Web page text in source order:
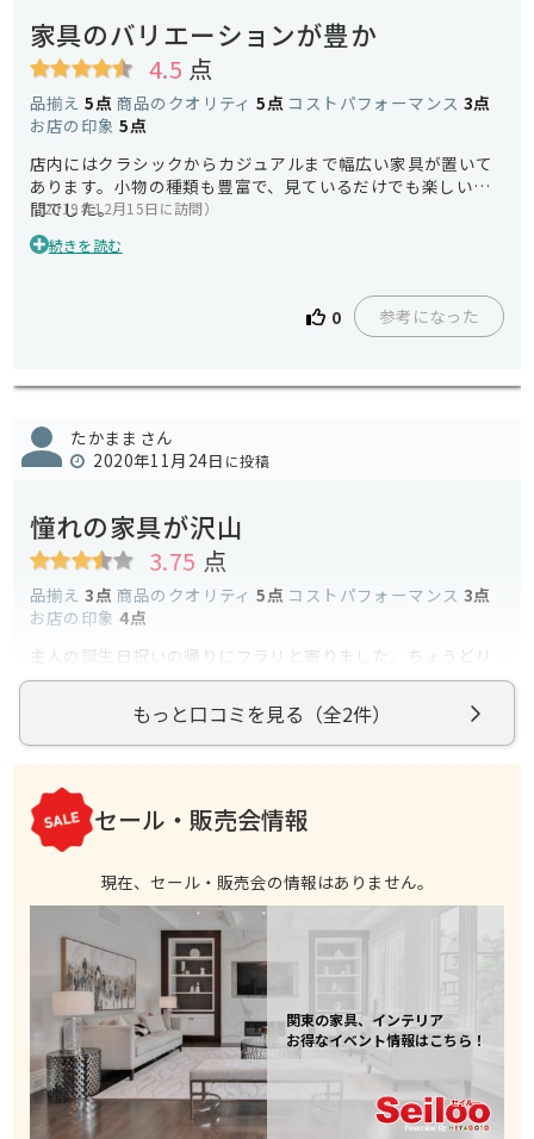
家具のバリエーションが豊か
4.5 点
品揃え 5点 商品のクオリティ 5点 コストパフォーマンス 3点
お店の印象 5点
店内にはクラシックからカジュアルまで幅広い家具が置いて
あります。小物の種類も豊富で、見ているだけでも楽しい空
間でした。
私が購入したのはダイニングテーブルと椅子のセットです。
両親の結婚30年のお祝い用として購入しました。父は肘掛け
ラバラだったのですが、店員さんはこちらの話をよく聞いて
くれてピッタリのものを選んでくれました。記念となる品を
（2019年12月15日に訪問）
続きを読む
0 参考になった
たかままさん
2020年11月24日 に投稿
憧れの家具が沢山
3.75 点
品揃え 3点 商品のクオリティ 5点 コストパフォーマンス 3点
お店の印象 4点
主人の誕生日祝いの帰りにフラリと寄りました。ちょうどリ
ビングテーブルを買い換えたいと思っておりました。子供も
大きくなってきて以前よりは傷が付くことなど気にしなくて
も良いかと思い、部屋のコンセプトとしているシンプルモダ
ンのテイストに合うものを見て回りました。無垢素材も気に
スしてくださいました。一枚板のとても素敵なものがあり気
に入ったのですが、少々予算オーバー。でも諦めきれないの
で、また近いうちに見に行きたいです。素敵な家具が沢山な
ので見ていて幸せな気分になります。こんな家具に囲まれた
ら生活もワンランクアップした気分に浸れそうです。
もっと口コミを見る（全2件）
セール・販売会情報
現在、セール・販売会の情報はありません。
関東の家具、インテリア
お得なイベント情報はこちら！